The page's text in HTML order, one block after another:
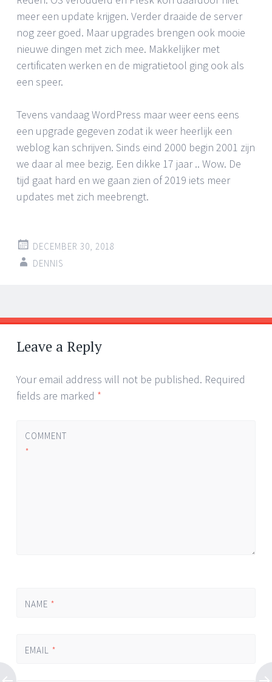
meer een update krijgen. Verder draaide de server
nog zeer goed. Maar upgrades brengen ook mooie
nieuwe dingen met zich mee. Makkelijker met
certificaten werken en de migratietool ging ook als
een speer.
Tevens vandaag WordPress maar weer eens eens
een upgrade gegeven zodat ik weer heerlijk een
weblog kan schrijven. Sinds eind 2000 begin 2001 zijn
we daar al mee bezig. Een dikke 17 jaar .. Wow. De
tijd gaat hard en we gaan zien of 2019 iets meer
updates met zich meebrengt.
DECEMBER 30, 2018
DENNIS
Post
navigation
←
→
Leave a Reply
Your email address will not be published. Required
fields are marked *
COMMENT
*
NAME *
EMAIL *